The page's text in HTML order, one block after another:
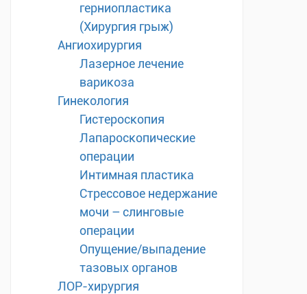
герниопластика
(Хирургия грыж)
Ангиохирургия
Лазерное лечение
варикоза
Гинекология
Гистероскопия
Лапароскопические
операции
Интимная пластика
Стрессовое недержание
мочи – слинговые
операции
Опущение/выпадение
тазовых органов
ЛОР-хирургия